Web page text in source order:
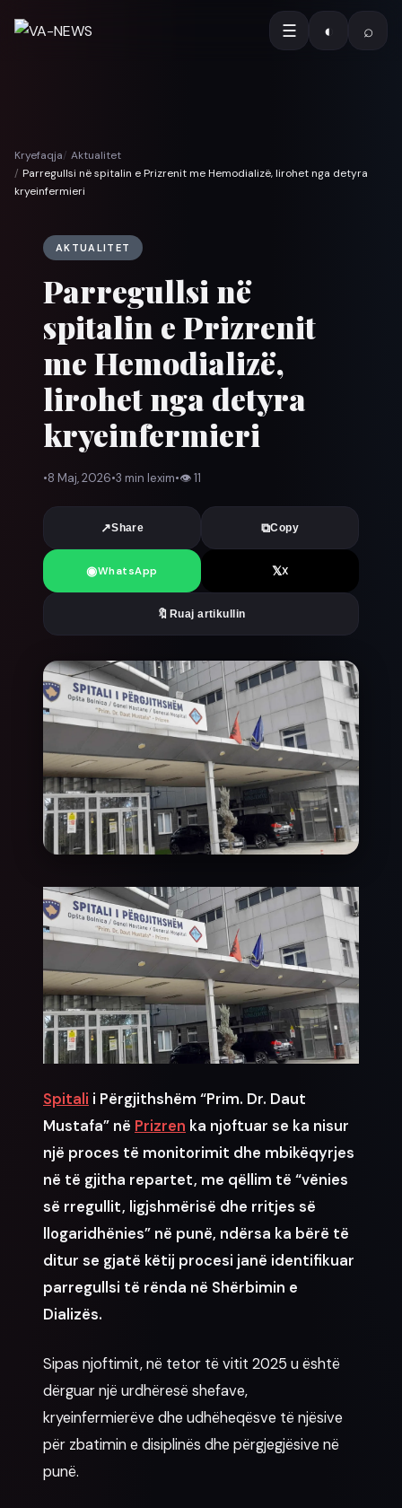
☰ ◐ ⌕
Kryefaqja
Aktualitet
Parregullsi në spitalin e Prizrenit me Hemodializë, lirohet nga detyra
kryeinfermieri
AKTUALITET
Parregullsi në
spitalin e Prizrenit
me Hemodializë,
lirohet nga detyra
kryeinfermieri
•8 Maj, 2026•3 min lexim•👁11
↗Share ⧉Copy
◉WhatsApp 𝕏X
🔖 Ruaj artikullin
Spitali i Përgjithshëm “Prim. Dr. Daut
Mustafa” në Prizren ka njoftuar se ka nisur
një proces të monitorimit dhe mbikëqyrjes
në të gjitha repartet, me qëllim të “vënies
së rregullit, ligjshmërisë dhe rritjes së
llogaridhënies” në punë, ndërsa ka bërë të
ditur se gjatë këtij procesi janë identifikuar
parregullsi të rënda në Shërbimin e
Dializës.
Sipas njoftimit, në tetor të vitit 2025 u është
dërguar një urdhëresë shefave,
kryeinfermierëve dhe udhëheqësve të njësive
për zbatimin e disiplinës dhe përgjegjësive në
punë.